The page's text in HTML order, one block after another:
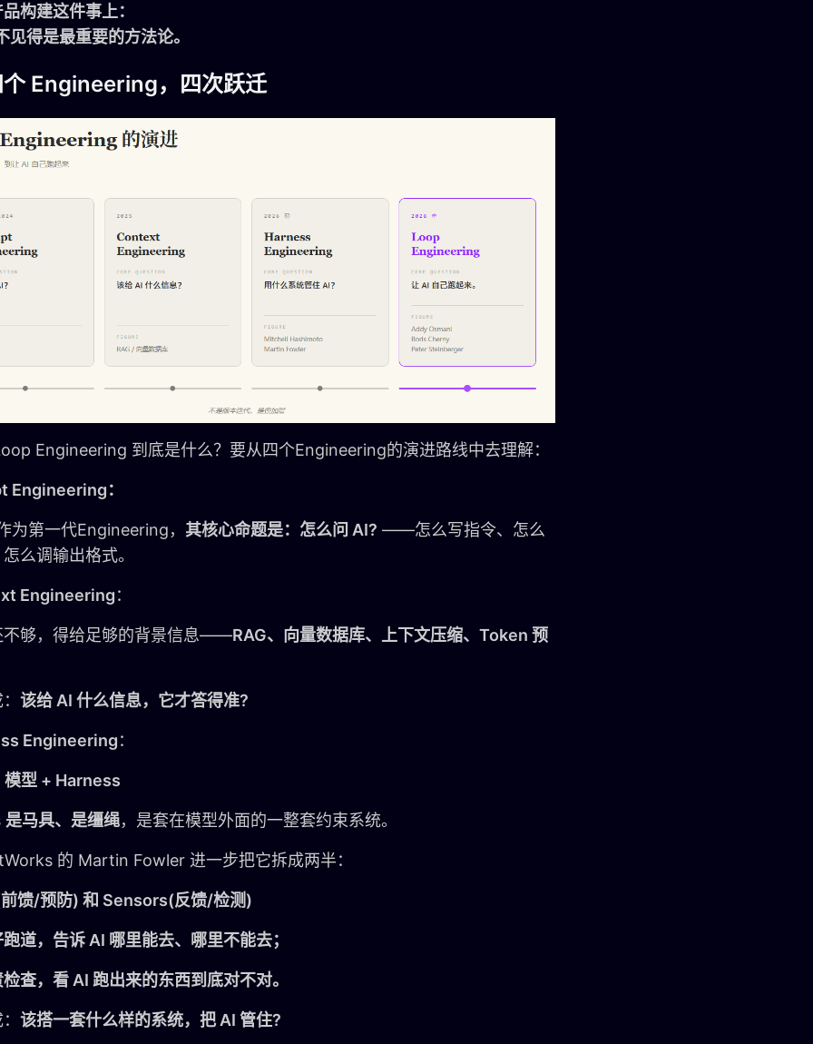
构建这件事上：
见得是最重要的方法论。
个 Engineering，四次跃迁
Engineering 到底是什么？要从四个Engineering的演进路线中去理解：
Engineering：
为第一代Engineering， 其核心命题是：怎么问 AI? ——怎么写指令、怎么
么调输出格式。
Engineering：
不够，得给足够的背景信息——RAG、向量数据库、上下文压缩、Token 预
该给 AI 什么信息，它才答得准?
Engineering：
型 + Harness
是马具、是缰绳，是套在模型外面的一整套约束系统。
的 Martin Fowler 进一步把它拆成两半：
馈/预防) 和 Sensors(反馈/检测)
道，告诉 AI 哪里能去、哪里不能去；
查，看 AI 跑出来的东西到底对不对。
该搭一套什么样的系统，把 AI 管住?